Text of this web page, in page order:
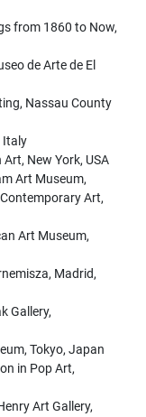
from 1860 to Now,
de Arte de El
Nassau County
Italy
New York, USA
Art Museum,
Art,
Art Museum,
Madrid,
Gallery,
Tokyo, Japan
in Pop Art,
Art Gallery,